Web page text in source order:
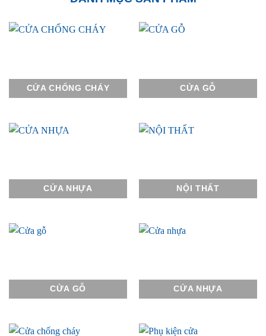
CỬA CHỐNG CHÁY CỬA GỖ
CỬA NHỰA NỘI THẤT
CỬA GỖ CỬA NHỰA